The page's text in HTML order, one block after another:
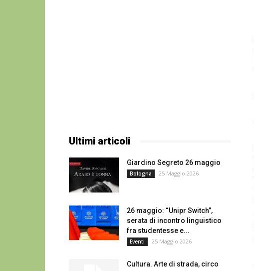
Ultimi articoli
Giardino Segreto 26 maggio
Bologna 25 Maggio 2026
26 maggio: “Unipr Switch”,
serata di incontro linguistico
fra studentesse e...
Eventi 25 Maggio 2026
Cultura. Arte di strada, circo